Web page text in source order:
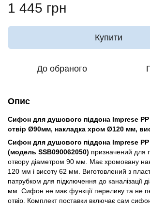
1 445 грн
Купити
До обраного
Опис
Сифон для душового піддона Imprese
отвір Ø90мм, накладка хром Ø120 мм,
Сифон для душового піддона Imprese
(модель SSB090062050) призначений для
отвору діаметром 90 мм. Має хромовану
120 мм і висоту 62 мм. Виготовлений з
патрубком для підключення до каналізації
мм. Сифон не має функції переливу та не
отвір. Комплект поставки включає сам